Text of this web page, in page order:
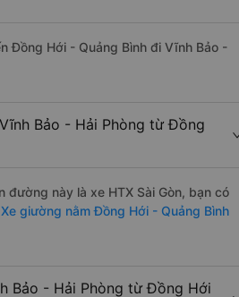
Đồng Hới - Quảng Bình đi Vĩnh Bảo -
Bảo - Hải Phòng từ Đồng
này là xe HTX Sài Gòn, bạn có
Xe giường nằm Đồng Hới - Quảng Bình
Bảo - Hải Phòng từ Đồng Hới